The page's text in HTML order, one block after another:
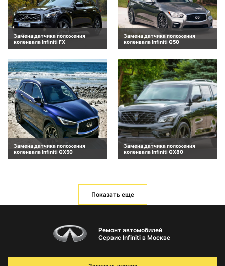
Замена датчика положения
коленвала Infiniti FX
Замена датчика положения
коленвала Infiniti Q50
Замена датчика положения
коленвала Infiniti QX50
Замена датчика положения
коленвала Infiniti QX80
Показать еще
Ремонт автомобилей
Сервис Infiniti в Москве